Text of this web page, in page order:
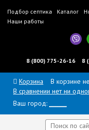
Подбор септика Каталог
Наши работы
8 (800) 775-26-16 8
Корзина
В корзине
В сравнении нет ни
Ваш город: